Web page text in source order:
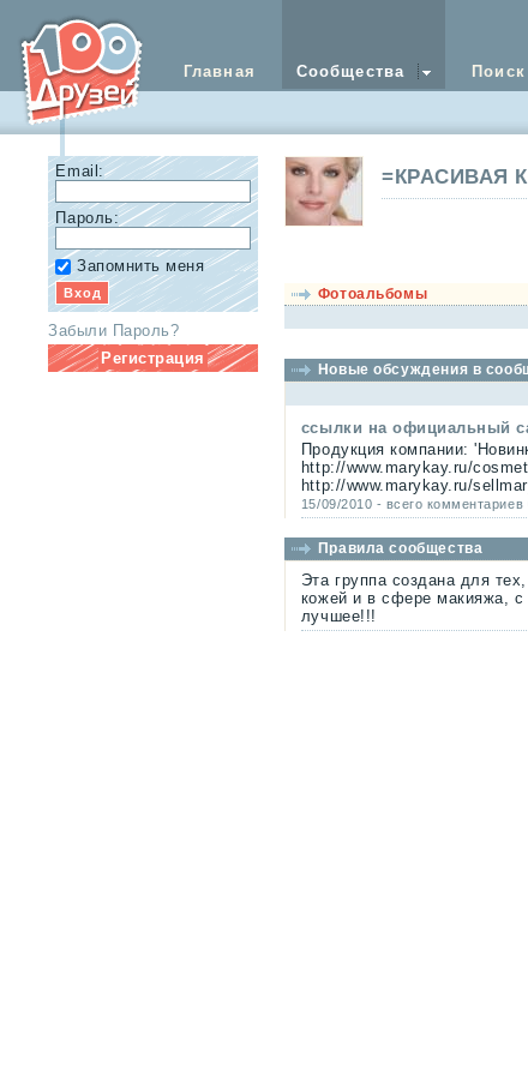
Главная Сообщества Поиск
=КРАСИВАЯ
Фотоальбомы
Новые обсуждения в
ссылки на официальный
Продукция компании:
http://www.marykay.ru/
http://www.marykay.ru/
15/09/2010 - всего комментариев
Правила сообщества
Эта группа создана для
кожей и в сфере макияжа, с
лучшее!!!
Email:
Пароль:
Запомнить меня
Забыли Пароль?
Регистрация